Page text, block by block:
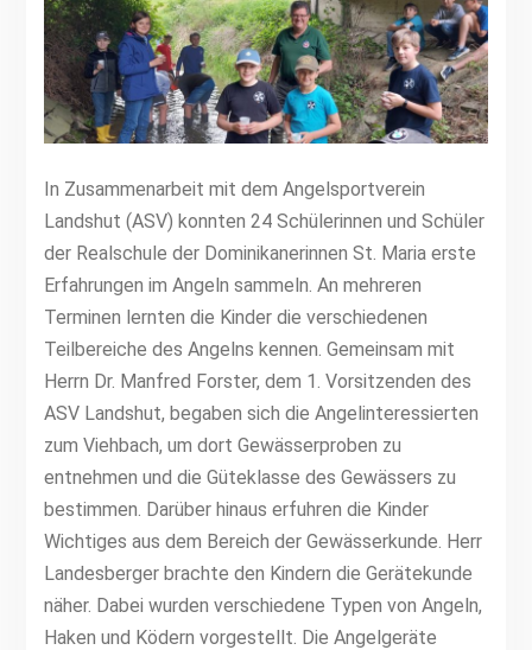
In Zusammenarbeit mit dem Angelsportverein
Landshut (ASV) konnten 24 Schülerinnen und Schüler
der Realschule der Dominikanerinnen St. Maria erste
Erfahrungen im Angeln sammeln. An mehreren
Terminen lernten die Kinder die verschiedenen
Teilbereiche des Angelns kennen. Gemeinsam mit
Herrn Dr. Manfred Forster, dem 1. Vorsitzenden des
ASV Landshut, begaben sich die Angelinteressierten
zum Viehbach, um dort Gewässerproben zu
entnehmen und die Güteklasse des Gewässers zu
bestimmen. Darüber hinaus erfuhren die Kinder
Wichtiges aus dem Bereich der Gewässerkunde. Herr
Landesberger brachte den Kindern die Gerätekunde
näher. Dabei wurden verschiedene Typen von Angeln,
Haken und Ködern vorgestellt. Die Angelgeräte